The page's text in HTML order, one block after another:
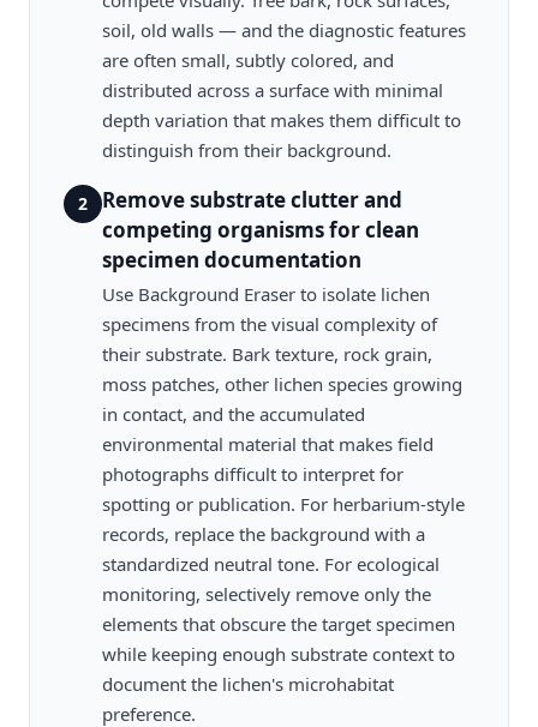
soil, old walls — and the diagnostic features
are often small, subtly colored, and
distributed across a surface with minimal
depth variation that makes them difficult to
distinguish from their background.
2
Remove substrate clutter and
competing organisms for clean
specimen documentation
Use Background Eraser to isolate lichen
specimens from the visual complexity of
their substrate. Bark texture, rock grain,
moss patches, other lichen species growing
in contact, and the accumulated
environmental material that makes field
photographs difficult to interpret for
spotting or publication. For herbarium-style
records, replace the background with a
standardized neutral tone. For ecological
monitoring, selectively remove only the
elements that obscure the target specimen
while keeping enough substrate context to
document the lichen's microhabitat
preference.